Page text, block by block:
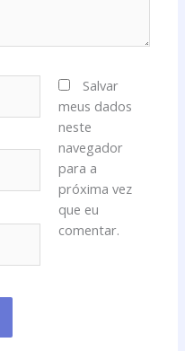
Salvar
meus dados
neste
navegador
para a
próxima vez
que eu
comentar.